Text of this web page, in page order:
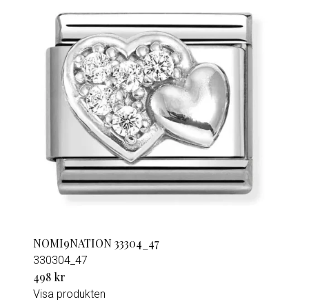
NOMI9NATION 33304_47
330304_47
498 kr
Visa produkten